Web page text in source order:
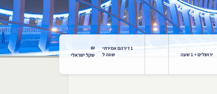
ירושלים + 1 שעה
1 דירהם אמירתי
שווה ל
₪
שקל ישראלי